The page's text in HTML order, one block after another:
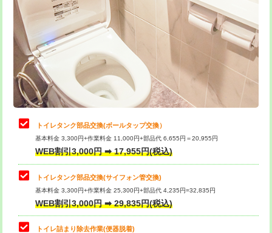
トイレタンク部品交換(ボールタップ交換）
基本料金 3,300円+作業料金 11,000円+部品代 6,655円＝20,955円
WEB割引3,000円 ➡ 17,955円(税込)
トイレタンク部品交換(サイフォン管交換)
基本料金 3,300円+作業料金 25,300円+部品代 4,235円=32,835円
WEB割引3,000円 ➡ 29,835円(税込)
トイレ詰まり除去作業(便器脱着)